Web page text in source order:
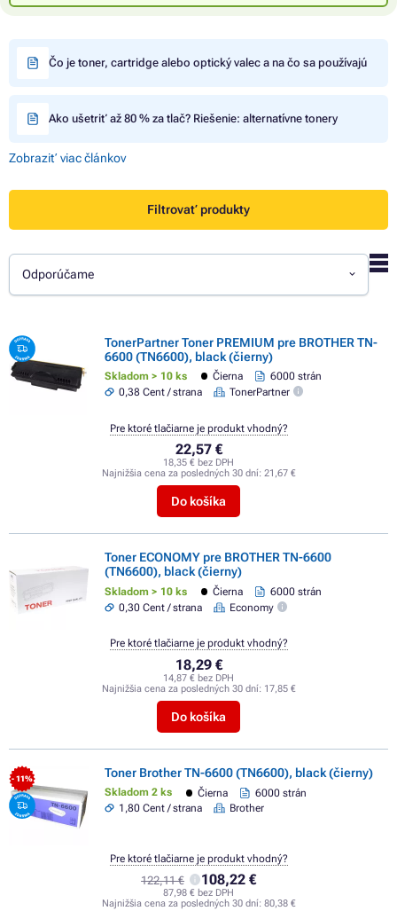
Čo je toner, cartridge alebo optický valec a na čo sa používajú
Ako ušetriť až 80 % za tlač? Riešenie: alternatívne tonery
Zobraziť viac článkov
Filtrovať produkty
Odporúčame
TonerPartner Toner PREMIUM pre BROTHER TN-
6600 (TN6600), black (čierny)
Skladom > 10 ks Čierna
6000 strán
0,38 Cent / strana
TonerPartner
22,57 €
18,35 € bez DPH
Najnižšia cena za posledných 30 dní: 21,67 €
Do košíka
Pre ktoré tlačiarne je produkt vhodný?
Toner ECONOMY pre BROTHER TN-6600
(TN6600), black (čierny)
Skladom > 10 ks Čierna
6000 strán
0,30 Cent / strana
Economy
18,29 €
14,87 € bez DPH
Najnižšia cena za posledných 30 dní: 17,85 €
Do košíka
Pre ktoré tlačiarne je produkt vhodný?
- 11% Toner Brother TN-6600 (TN6600), black (čierny)
Skladom 2 ks Čierna
6000 strán
1,80 Cent / strana
Brother
122,11 € 108,22 €
87,98 € bez DPH
Najnižšia cena za posledných 30 dní: 80,38 €
Pre ktoré tlačiarne je produkt vhodný?